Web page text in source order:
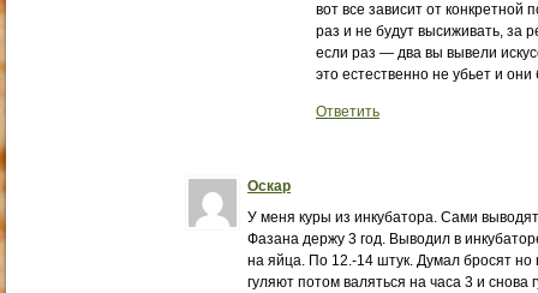
вот все зависит от
раз и не будут высиживать, за
если раз — два вы вывели
это естественно не убьет и
Ответить
Оскар
У меня куры из инкубатора. Сами
Фазана держу 3 год. Выводил в
на яйца. По 12.-14 штук. Думал бросят но
гуляют потом валяться на часа 3 и